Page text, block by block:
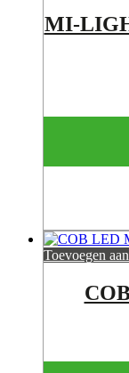
MI-
Toevoegen